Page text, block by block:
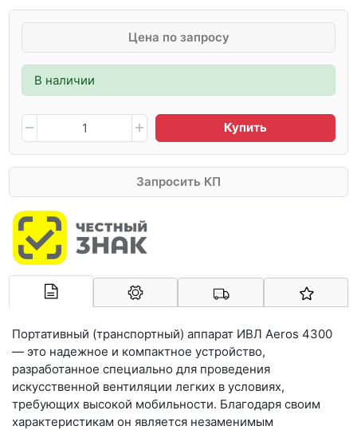
Цена по запросу
В наличии
Купить
Запросить КП
Арконт-Мед
Портативный (транспортный) аппарат ИВЛ Aeros 4300
— это надежное и компактное устройство,
разработанное специально для проведения
искусственной вентиляции легких в условиях,
требующих высокой мобильности. Благодаря своим
характеристикам он является незаменимым